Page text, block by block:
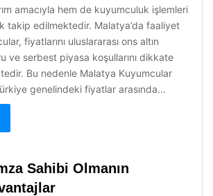
amacıyla hem de kuyumculuk işlemleri
takip edilmektedir. Malatya’da faaliyet
fiyatlarını uluslararası ons altın
ve serbest piyasa koşullarını dikkate
Bu nedenle Malatya Kuyumcular
genelindeki fiyatlar arasında…
Sahibi Olmanın